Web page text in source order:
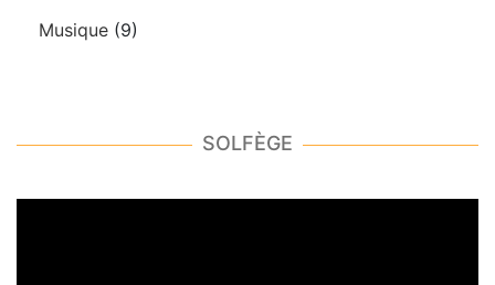
Musique (9)
SOLFÈGE